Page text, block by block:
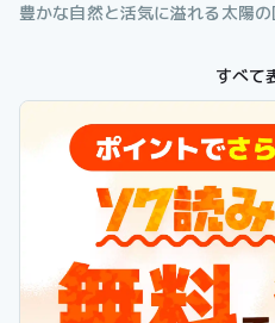
豊かな自然と活気に溢れる太陽の
この国はいつからか、資本と権
に支配されていた。
大昔この地に流れ着いた忍者の
るため、仲間と共に強大すぎる悪
難攻不落とも思われる革命劇の
「自由」か、それとも…。
すべて